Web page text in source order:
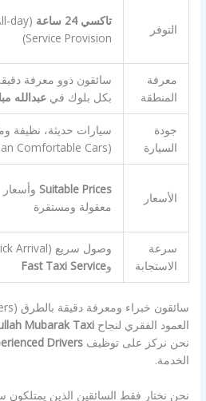
التوفر
تاكسي 24 ساعة
day
Service Provision)
معرفة
المنطقة
سائقون ذوو معرفة
بكل بلوك في عبدالله
جودة
السيارة
سيارات حديثة، نظيفة
(Clean Comfortable Cars)
الأسعار
Suitable Prices وأسعار
معقولة ومستقرة
سرعة
الاستجابة
وFast Taxi Service
سائقون خبراء ومعرفة دقيقة بالطرق (Knowledgeable Drivers)
العمود الفقري لنجاحMubarak Taxi
نحن نركز على توظيفDrivers
الخدمة.
نحن نختار فقط السائقين الذين